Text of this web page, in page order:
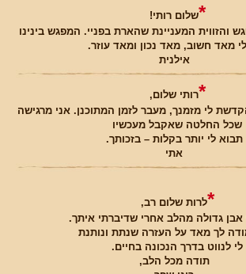
*שלום רותי!
והזווית המעניינת שהארת בפניי. המפגש בינינו
מאד חשוב, מאד נכון ומאד עוזר.
אילנית
*רותי שלום,
לי מזמנך, מעבר לזמן המתוכנן. אני מרגישה
שכל החלטה שאקבל מעכשיו
תבוא לי יותר בקלות – בזכותך.
אתי
*לרות שלום רב,
אבן גדולה מהלב אחרי שדיברתי איתך.
לך מאד על העזרה שנתת ונותנת
לי לנווט בדרך הנכונה בחיים.
תודה מכל הלב,